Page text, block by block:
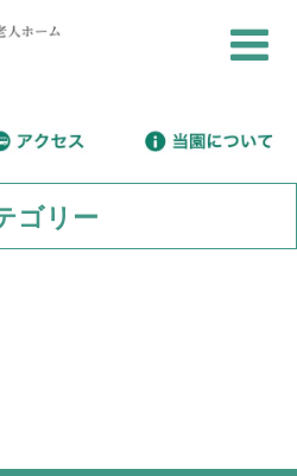
ゴリー